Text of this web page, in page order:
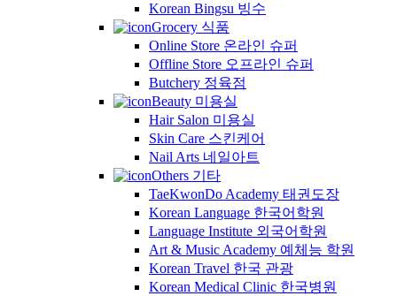
Korean Bingsu 빙수
Grocery 식품
Online Store 온라인 슈퍼
Offline Store 오프라인 슈퍼
Butchery 정육점
Beauty 미용실
Hair Salon 미용실
Skin Care 스킨케어
Nail Arts 네일아트
Others 기타
TaeKwonDo Academy 태권도장
Korean Language 한국어학원
Language Institute 외국어학원
Art & Music Academy 예체능 학원
Korean Travel 한국 관광
Korean Medical Clinic 한국병원